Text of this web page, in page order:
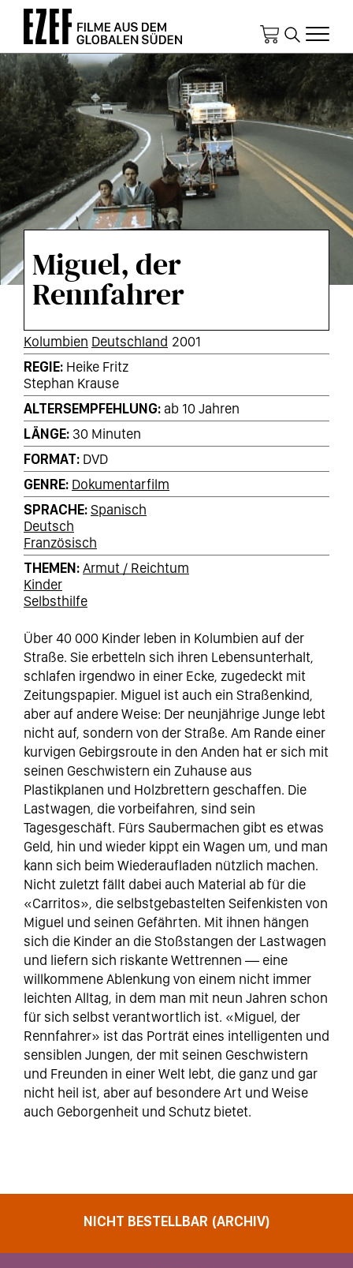
Direkt
Inhalt
Miguel, der
Rennfahrer
Über 40 000 Kinder leben in Kolumbien auf der
Straße. Sie erbetteln sich ihren Lebensunterhalt,
schlafen irgendwo in einer Ecke, zugedeckt mit
Zeitungspapier. Miguel ist auch ein Straßenkind,
aber auf andere Weise: Der neunjährige Junge lebt
nicht auf, sondern von der Straße. Am Rande einer
kurvigen Gebirgsroute in den Anden hat er sich mit
seinen Geschwistern ein Zuhause aus
Plastikplanen und Holzbrettern geschaffen. Die
Lastwagen, die vorbeifahren, sind sein
Tagesgeschäft. Fürs Saubermachen gibt es etwas
Geld, hin und wieder kippt ein Wagen um, und man
kann sich beim Wiederaufladen nützlich machen.
Nicht zuletzt fällt dabei auch Material ab für die
«Carritos», die selbstgebastelten Seifenkisten von
Miguel und seinen Gefährten. Mit ihnen hängen
sich die Kinder an die Stoßstangen der Lastwagen
und liefern sich riskante Wettrennen — eine
willkommene Ablenkung von einem nicht immer
leichten Alltag, in dem man mit neun Jahren schon
für sich selbst verantwortlich ist. «Miguel, der
Rennfahrer» ist das Porträt eines intelligenten und
sensiblen Jungen, der mit seinen Geschwistern
und Freunden in einer Welt lebt, die ganz und gar
nicht heil ist, aber auf besondere Art und Weise
auch Geborgenheit und Schutz bietet.
Kolumbien Deutschland 2001
REGIE Heike Fritz
Stephan Krause
ALTERSEMPFEHLUNG ab 10 Jahren
LÄNGE 30 Minuten
FORMAT DVD
GENRE Dokumentarfilm
SPRACHE Spanisch
Deutsch
Französisch
THEMEN Armut / Reichtum
Kinder
Selbsthilfe
NICHT BESTELLBAR (ARCHIV)